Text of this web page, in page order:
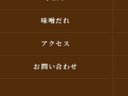
味噌だれ
アクセス
お問い合わせ